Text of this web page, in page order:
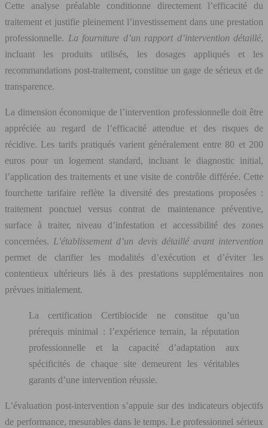
Cette analyse préalable conditionne directement l’efficacité du
traitement et justifie pleinement l’investissement dans une prestation
professionnelle. La fourniture d’un rapport d’intervention détaillé,
incluant les produits utilisés, les dosages appliqués et les
recommandations post-traitement, constitue un gage de sérieux et de
transparence.
La dimension économique de l’intervention professionnelle doit être
appréciée au regard de l’efficacité attendue et des risques de
récidive. Les tarifs pratiqués varient généralement entre 80 et 200
euros pour un logement standard, incluant le diagnostic initial,
l’application des traitements et une visite de contrôle différée. Cette
fourchette tarifaire reflète la diversité des prestations proposées :
traitement ponctuel versus contrat de maintenance préventive,
surface à traiter, niveau d’infestation et accessibilité des zones
concernées.L’établissement d’un devis détaillé avant intervention
permet de clarifier les modalités d’exécution et d’éviter les
contentieux ultérieurs liés à des prestations supplémentaires non
prévues initialement.
La certification Certibiocide ne constitue qu’un
prérequis minimal : l’expérience terrain, la réputation
professionnelle et la capacité d’adaptation aux
spécificités de chaque site demeurent les véritables
garants d’une intervention réussie.
L’évaluation post-intervention s’appuie sur des indicateurs objectifs
de performance, mesurables dans le temps. Le professionnel sérieux